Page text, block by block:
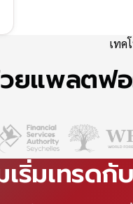
เทค
ยแพลตฟอ
ริ่มเทรดกั